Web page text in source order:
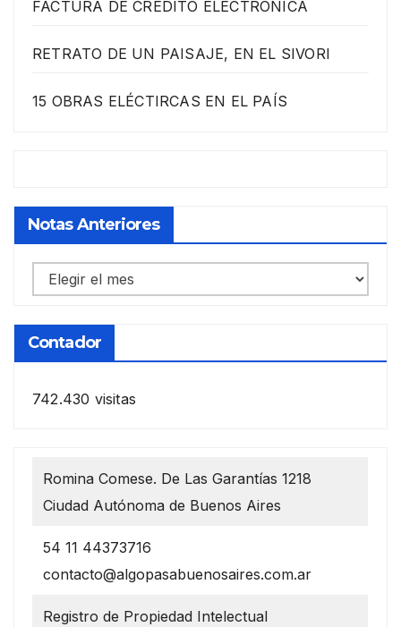
FACTURA DE CRÉDITO ELECTRÓNICA
RETRATO DE UN PAISAJE, EN EL SIVORI
15 OBRAS ELÉCTIRCAS EN EL PAÍS
Notas Anteriores
Notas
anteriores
Contador
742.430 visitas
Romina Comese. De Las Garantías 1218
Ciudad Autónoma de Buenos Aires
54 11 44373716
contacto@algopasabuenosaires.com.ar
Registro de Propiedad Intelectual